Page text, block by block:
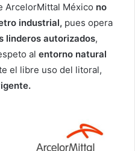
ArcelorMittal México no
industrial, pues opera
linderos autorizados,
al entorno natural
el libre uso del litoral,